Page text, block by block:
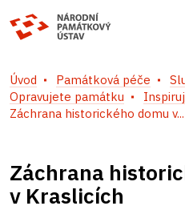
Úvod Památková péče
Opravujete památku
Záchrana historického domu v...
Záchrana
v Kraslicích